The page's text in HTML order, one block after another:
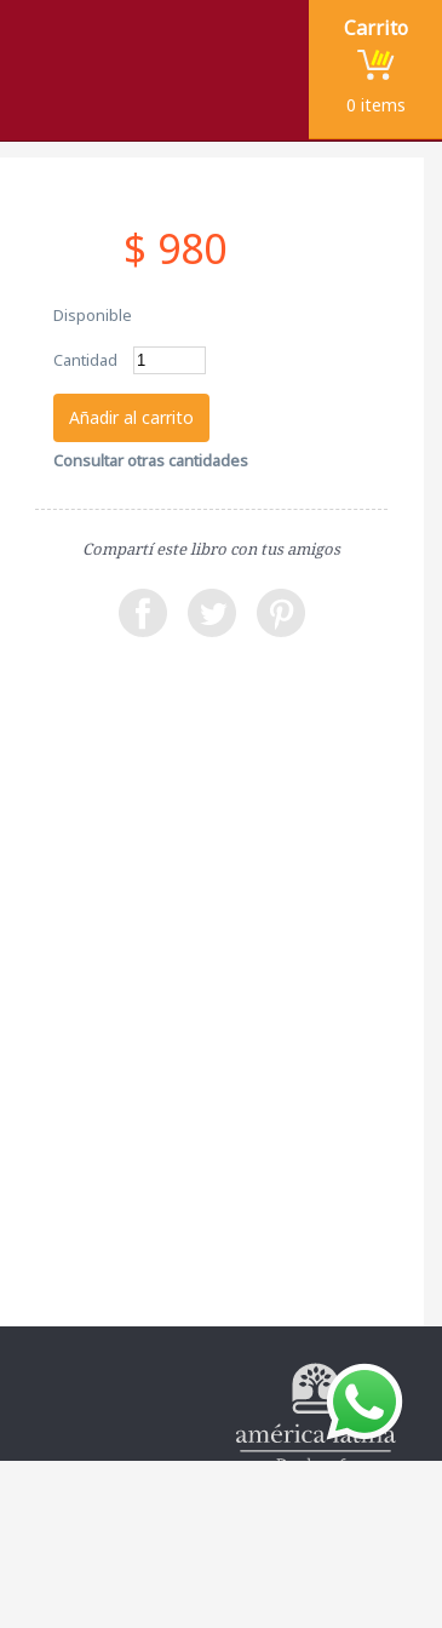
Carrito
0 items
$ 980
Disponible
Cantidad
Añadir al carrito
Consultar otras cantidades
Compartí este libro con tus amigos